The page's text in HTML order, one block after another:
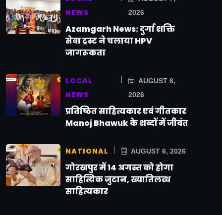
NEWS
2026
Azamgarh News: दुर्गा शक्ति
सेवा ट्रस्ट ने चलाया HPV
जागरूकता
LOCAL
NEWS
AUGUST 6,
2026
प्रतिष्ठित साहित्यकार एवं गीतकार
Manoj Bhawuk के शब्दों में जीवंत
NATIONAL AUGUST 6, 2026
गोरखपुर में 14 अगस्त को होगा
साहित्यिक जुटान, ख्यातिलब्ध
साहित्यकार